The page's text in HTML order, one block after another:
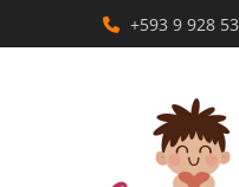
+593 9 928